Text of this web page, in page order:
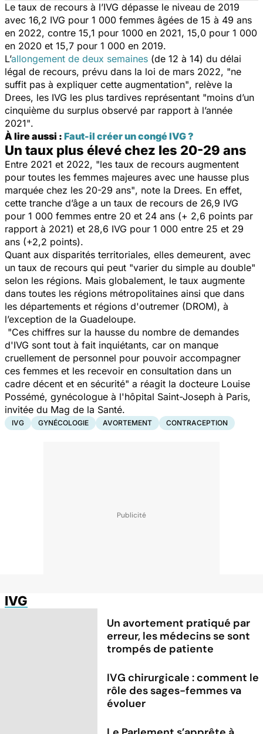
Le taux de recours à l’IVG dépasse le niveau de 2019
avec 16,2 IVG pour 1 000 femmes âgées de 15 à 49 ans
en 2022, contre 15,1 pour 1000 en 2021, 15,0 pour 1 000
en 2020 et 15,7 pour 1 000 en 2019.
L’allongement de deux semaines (de 12 à 14) du délai
légal de recours, prévu dans la loi de mars 2022, "ne
suffit pas à expliquer cette augmentation", relève la
Drees, les IVG les plus tardives représentant "moins d’un
cinquième du surplus observé par rapport à l’année
2021".
À lire aussi : Faut-il créer un congé IVG ?
Un taux plus élevé chez les 20-29 ans
Entre 2021 et 2022, "les taux de recours augmentent
pour toutes les femmes majeures avec une hausse plus
marquée chez les 20-29 ans", note la Drees. En effet,
cette tranche d’âge a un taux de recours de 26,9 IVG
pour 1 000 femmes entre 20 et 24 ans (+ 2,6 points par
rapport à 2021) et 28,6 IVG pour 1 000 entre 25 et 29
ans (+2,2 points).
Quant aux disparités territoriales, elles demeurent, avec
un taux de recours qui peut "varier du simple au double"
selon les régions. Mais globalement, le taux augmente
dans toutes les régions métropolitaines ainsi que dans
les départements et régions d'outremer (DROM), à
l’exception de la Guadeloupe.
"Ces chiffres sur la hausse du nombre de demandes
d'IVG sont tout à fait inquiétants, car on manque
cruellement de personnel pour pouvoir accompagner
ces femmes et les recevoir en consultation dans un
cadre décent et en sécurité" a réagit la docteure Louise
Possémé, gynécologue à l'hôpital Saint-Joseph à Paris,
invitée du Mag de la Santé.
IVG GYNÉCOLOGIE AVORTEMENT CONTRACEPTION
IVG
Un avortement pratiqué par
erreur, les médecins se sont
trompés de patiente
IVG chirurgicale : comment le
rôle des sages-femmes va
évoluer